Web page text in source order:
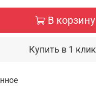
В корзину
Купить в 1 клик